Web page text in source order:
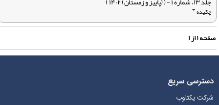
چکیده
۱از۱
دسترسی سریع
شرکت یکتاوب